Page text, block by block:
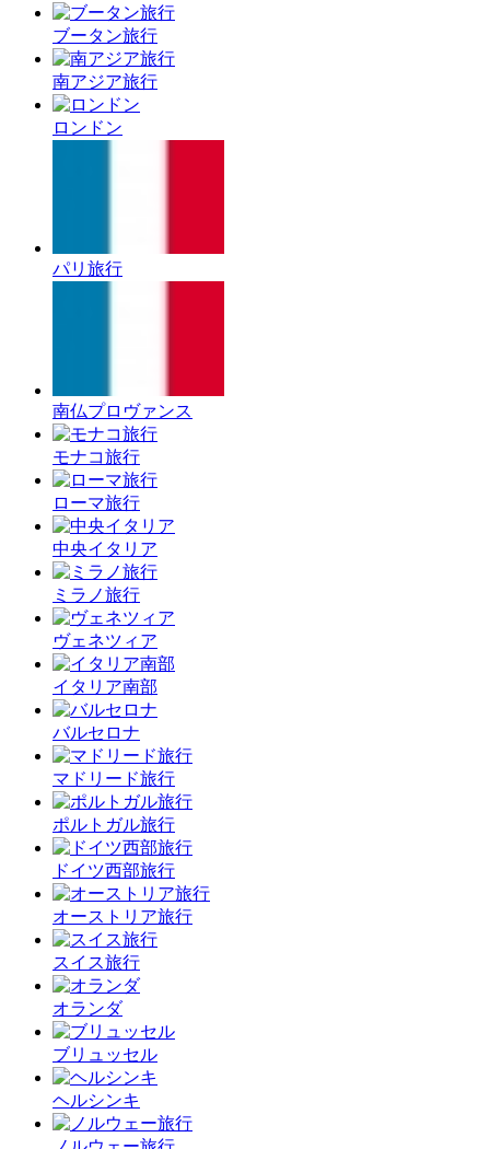
ブータン旅行
南アジア旅行
ロンドン
パリ旅行
南仏プロヴァンス
モナコ旅行
ローマ旅行
中央イタリア
ミラノ旅行
ヴェネツィア
イタリア南部
バルセロナ
マドリード旅行
ポルトガル旅行
ドイツ西部旅行
オーストリア旅行
スイス旅行
オランダ
ブリュッセル
ヘルシンキ